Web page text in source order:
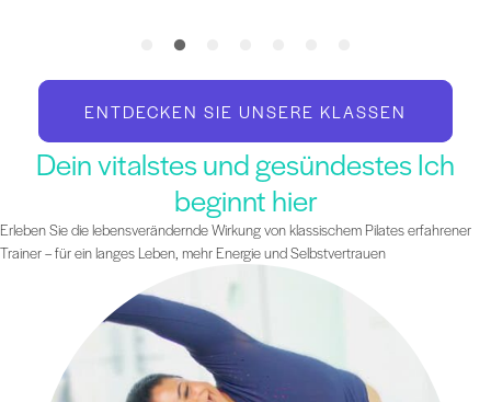
ENTDECKEN SIE UNSERE KLASSEN
Dein vitalstes und gesündestes Ich
beginnt hier
Erleben Sie die lebensverändernde Wirkung von klassischem Pilates erfahrener
Trainer – für ein langes Leben, mehr Energie und Selbstvertrauen